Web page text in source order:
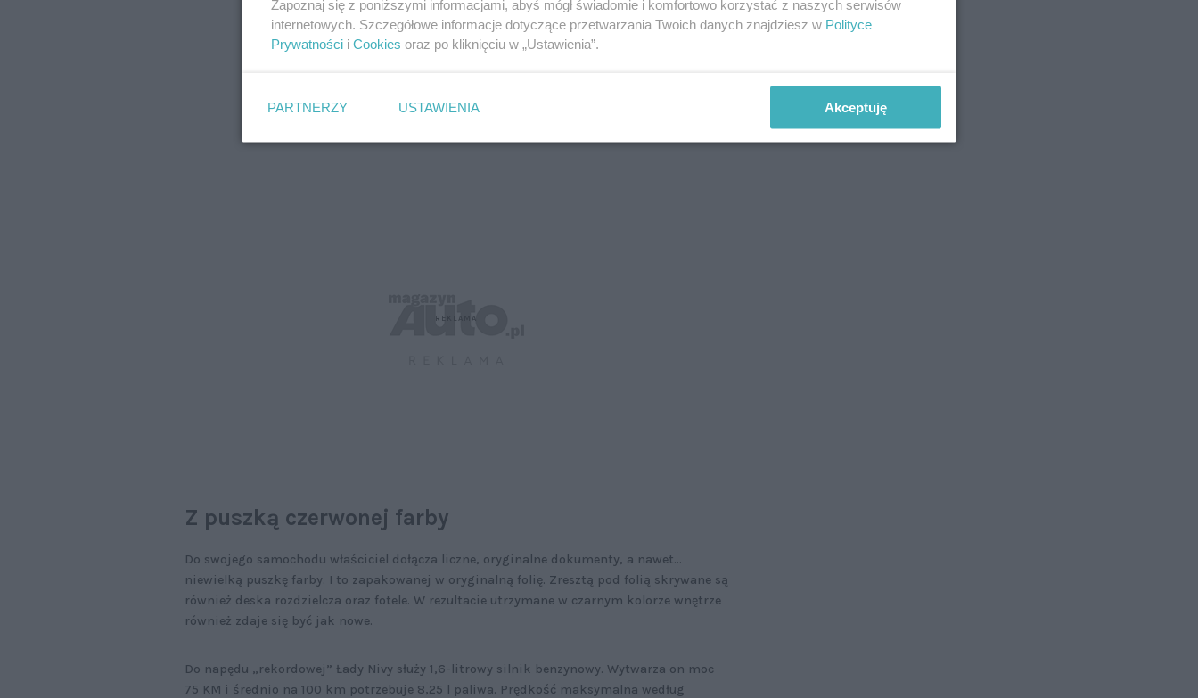
Z puszką czerwonej farby
Do swojego samochodu właściciel dołącza liczne, oryginalne dokumenty, a nawet...
niewielką puszkę farby. I to zapakowanej w oryginalną folię. Zresztą pod folią skrywane są
również deska rozdzielcza oraz fotele. W rezultacie utrzymane w czarnym kolorze wnętrze
również zdaje się być jak nowe.
Do napędu „rekordowej” Łady Nivy służy 1,6-litrowy silnik benzynowy. Wytwarza on moc
75 KM i średnio na 100 km potrzebuje 8,25 l paliwa. Prędkość maksymalna według
Zapoznaj się z poniższymi informacjami, abyś mógł świadomie i komfortowo korzystać z naszych serwisów
internetowych. Szczegółowe informacje dotyczące przetwarzania Twoich danych znajdziesz w Polityce
Prywatności i Cookies oraz po kliknięciu w „Ustawienia”.
PARTNERZY USTAWIENIA Akceptuję